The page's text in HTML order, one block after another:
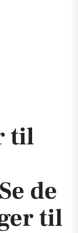
de billigste boliger til
til
de
til